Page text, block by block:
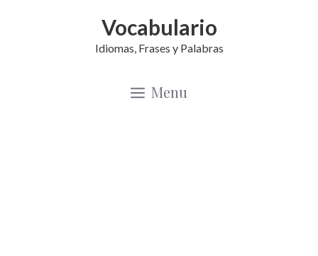
Vocabulario
Idiomas, Frases y Palabras
Menu